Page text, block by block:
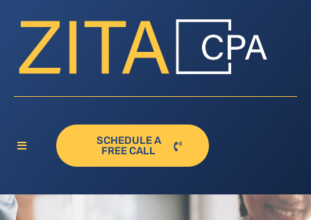
SCHEDULE A
FREE CALL